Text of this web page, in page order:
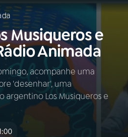
Buscar
AO VIVO
Musiqueros e
Animada
acompanhe uma
'desenhar', uma
argentino Los Musiqueros e